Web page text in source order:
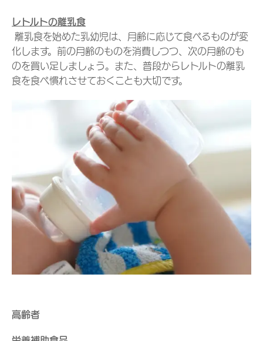
レトルトの離乳食
離乳食を始めた乳幼児は、月齢に応じて食べるものが変
化します。前の月齢のものを消費しつつ、次の月齢のも
のを買い足しましょう。また、普段からレトルトの離乳
食を食べ慣れさせておくことも大切です。
高齢者